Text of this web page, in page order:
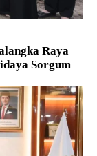
Raya
Sorgum